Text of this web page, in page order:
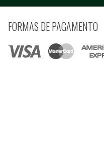
FORMAS DE PAGAMENTO